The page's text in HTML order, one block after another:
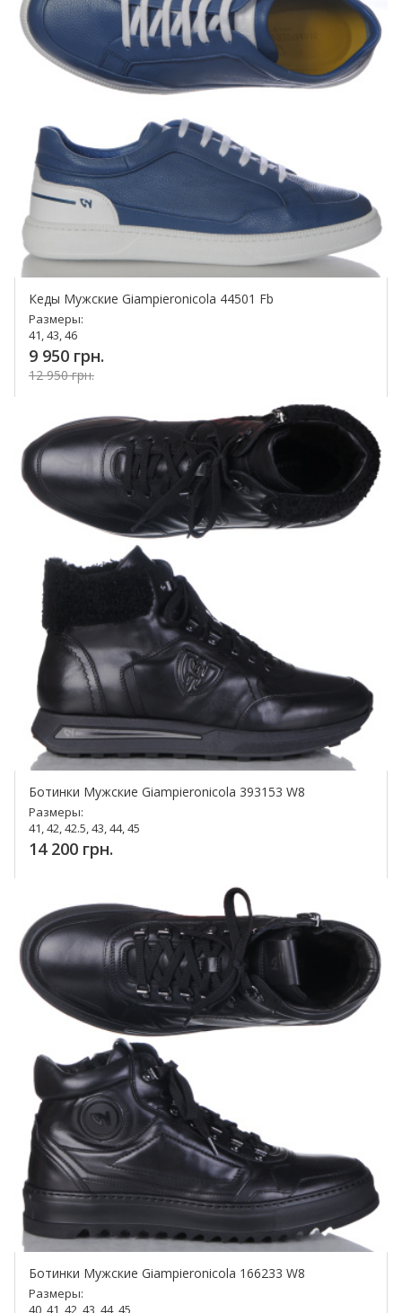
Кеды Мужские Giampieronicola 44501 Fb
Размеры:
41, 43, 46
9 950 грн.
12 950 грн.
Купить!
Ботинки Мужские Giampieronicola 393153 W8
Размеры:
41, 42, 42.5, 43, 44, 45
14 200 грн.
Ботинки Мужские Giampieronicola 166233 W8
Размеры:
40, 41, 42, 43, 44, 45